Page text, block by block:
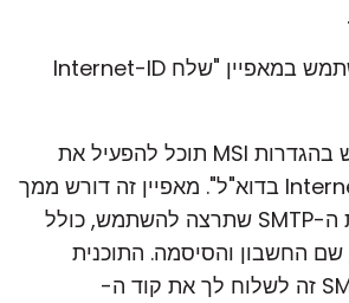
8.4 כאשר אתה משתמש במאפיין "שלח Internet-ID
כאשר אתה משתמש בהגדרות MSI תוכל להפעיל את
מאפיין "שלח Internet-ID בדוא"ל". מאפיין זה דורש ממך
לציין את פרטי שרת ה-SMTP שתרצה להשתמש, כולל
החשבון והסיסמה. התוכנית
תשתמש בשרת SMTP זה לשלוח לך את קוד ה-